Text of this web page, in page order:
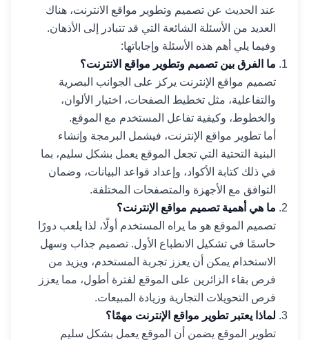
عند الحديث عن تصميم وتطوير مواقع الانترنت، هناك
العديد من الأسئلة الشائعة التي قد تتبادر إلى الأذهان.
وفيما يلي أهم هذه الأسئلة وإجاباتها:
ما الفرق بين تصميم وتطوير مواقع الانترنت؟
تصميم مواقع الإنترنت يركز على الجوانب البصرية
والتفاعلية، مثل تخطيط الصفحات، اختيار الألوان،
والخطوط، وكيفية تفاعل المستخدم مع الموقع.
أما تطوير مواقع الإنترنت، فيشمل البرمجة وإنشاء
البنية التحتية التي تجعل الموقع يعمل بشكل سليم، بما
في ذلك كتابة الأكواد، وإعداد قواعد البيانات، وضمان
التوافق مع الأجهزة والمتصفحات المختلفة.
ما هي أهمية تصميم مواقع الإنترنت؟
تصميم الموقع هو ما يراه المستخدم أولًا، لذا يلعب دورًا
حاسمًا في تشكيل الانطباع الأول. تصميم جذاب وسهل
الاستخدام يمكن أن يعزز تجربة المستخدم، ويزيد من
فرص بقاء الزائرين على الموقع لفترة أطول، مما يعزز
فرص التحويلات التجارية وزيادة المبيعات.
لماذا يعتبر تطوير مواقع الإنترنت مهمًا؟
تطوير الموقع يضمن أن الموقع يعمل بشكل سليم